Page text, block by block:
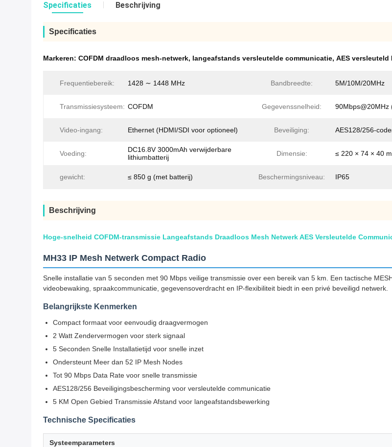
Specificaties Beschrijving
Specificaties
Markeren: COFDM draadloos mesh-netwerk, langeafstands versleutelde communicatie, AES versleuteld
Frequentiebereik: 1428 ∼ 1448 MHz Bandbreedte: 5M/10M/20MHz
Transmissiesysteem: COFDM Gegevenssnelheid: 90Mbps@20MHz
Video-ingang: Ethernet (HDMI/SDI voor optioneel) Beveiliging: AES128/256-
Voeding:
DC16.8V 3000mAh verwijderbare
lithiumbatterij
Dimensie: ≤ 220 × 74 × 40
gewicht: ≤ 850 g (met batterij) Beschermingsniveau: IP65
Beschrijving
Hoge-snelheid COFDM-transmissie Langeafstands Draadloos Mesh Netwerk AES Versleutelde
MH33 IP Mesh Netwerk Compact Radio
Snelle installatie van 5 seconden met 90 Mbps veilige transmissie over een bereik van 5 km. Een tactische
videobewaking, spraakcommunicatie, gegevensoverdracht en IP-flexibiliteit biedt in een privé beveiligd netwerk.
Belangrijkste Kenmerken
Compact formaat voor eenvoudig draagvermogen
2 Watt Zendervermogen voor sterk signaal
5 Seconden Snelle Installatietijd voor snelle inzet
Ondersteunt Meer dan 52 IP Mesh Nodes
Tot 90 Mbps Data Rate voor snelle transmissie
AES128/256 Beveiligingsbescherming voor versleutelde communicatie
5 KM Open Gebied Transmissie Afstand voor langeafstandsbewerking
Technische Specificaties
Systeemparameters